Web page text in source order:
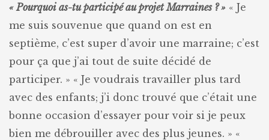
« Pourquoi as-tu participé au projet Marraines ? » « Je
me suis souvenue que quand on est en
septième, c’est super d’avoir une marraine; c’est
pour ça que j’ai tout de suite décidé de
participer. » « Je voudrais travailler plus tard
avec des enfants; j’i donc trouvé que c’était une
bonne occasion d’essayer pour voir si je peux
bien me débrouiller avec des plus jeunes. » «